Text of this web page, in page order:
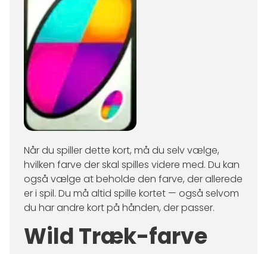
Når du spiller dette kort, må du selv vælge,
hvilken farve der skal spilles videre med. Du kan
også vælge at beholde den farve, der allerede
er i spil. Du må altid spille kortet — også selvom
du har andre kort på hånden, der passer.
Wild Træk-farve